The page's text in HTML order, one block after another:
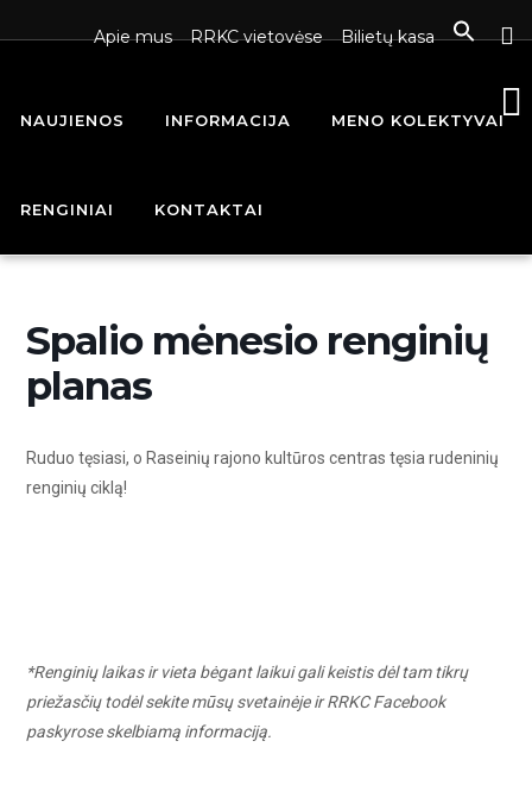
Apie mus RRKC vietovėse Bilietų kasa
NAUJIENOS INFORMACIJA MENO KOLEKTYVAI
RENGINIAI KONTAKTAI
Spalio mėnesio renginių
planas
Ruduo tęsiasi, o Raseinių rajono kultūros centras tęsia rudeninių
renginių ciklą!
*Renginių laikas ir vieta bėgant laikui gali keistis dėl tam tikrų
priežasčių todėl sekite mūsų svetainėje ir RRKC Facebook
paskyrose skelbiamą informaciją.